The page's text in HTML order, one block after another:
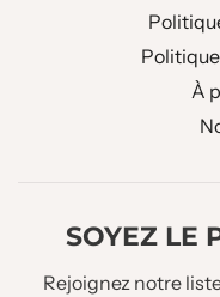
À
SOYEZ LE
Rejoignez notre